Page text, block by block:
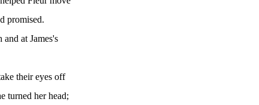
promised.
at James's
their eyes off
turned her head;